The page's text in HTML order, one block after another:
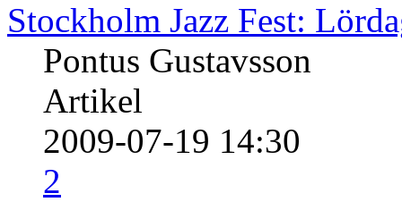
Stockholm Jazz Fest:
Pontus Gustavsson
Artikel
2009-07-19 14:30
2